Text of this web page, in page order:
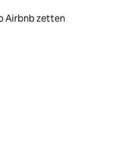
Airbnb zetten